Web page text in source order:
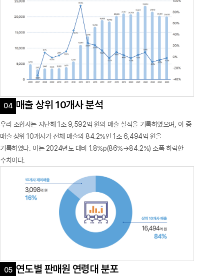
매출 상위 10개사 분석
우리 조합사는 지난해 1조 9,592억 원의 매출 실적을 기록하였으며, 이 중
매출 상위 10개사가 전체 매출의 84.2%인 1조 6,494억 원을
기록하였다. 이는 2024년도 대비 1.8%p(86%→84.2%) 소폭 하락한
수치이다.
연도별 판매원 연령대 분포